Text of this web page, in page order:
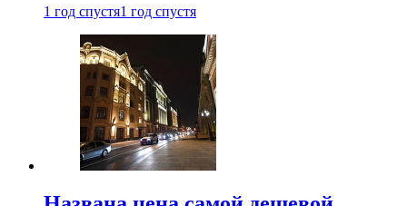
1 год спустя1 год спустя